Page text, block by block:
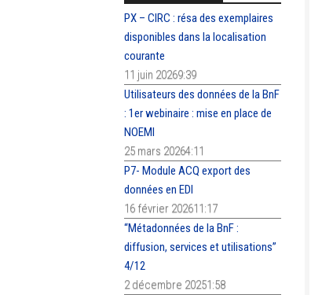
PX – CIRC : résa des exemplaires
disponibles dans la localisation
courante
11 juin 20269:39
Utilisateurs des données de la BnF
: 1er webinaire : mise en place de
NOEMI
25 mars 20264:11
P7- Module ACQ export des
données en EDI
16 février 202611:17
“Métadonnées de la BnF :
diffusion, services et utilisations”
4/12
2 décembre 20251:58